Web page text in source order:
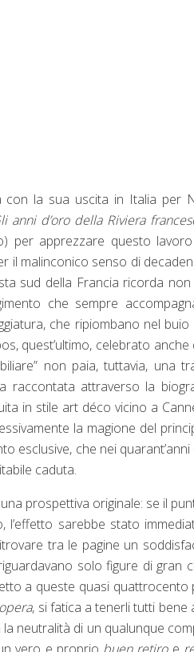
con la sua uscita in Italia per
anni d’oro della Riviera
per apprezzare questo
il malinconico senso di
sud della Francia ricorda
che sempre
che ripiombano nel
quest’ultimo, celebrato
non paia, tuttavia, una
raccontata attraverso la
in stile art déco vicino a
la magione del
esclusive, che nei
caduta.
prospettiva originale: se il
l’effetto sarebbe stato
tra le pagine un
solo figure di gran
a queste quasi quattrocento
, si fatica a tenerli tutti bene
neutralità di un qualunque
vero e proprio buen retiroe